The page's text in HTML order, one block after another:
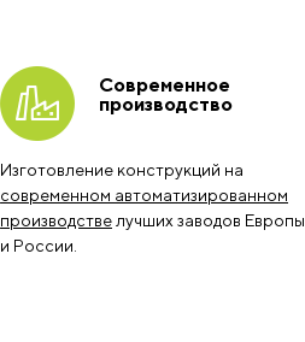
Современное
производство
Изготовление конструкций на
современном автоматизированном
производстве лучших заводов Европы
и России.